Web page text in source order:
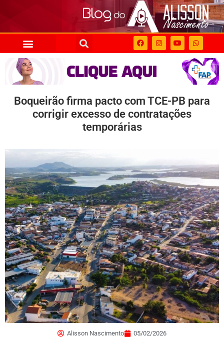
Boqueirão firma pacto com TCE-PB para
corrigir excesso de contratações
temporárias
Alisson Nascimento 05/02/2026